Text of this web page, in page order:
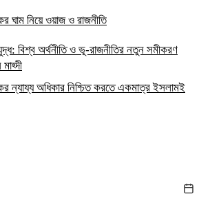
ঘাম নিয়ে ওয়াজ ও রাজনীতি
বিশ্ব অর্থনীতি ও ভূ-রাজনীতির নতুন সমীকরণ
ন্যায্য অধিকার নিশ্চিত করতে একমাত্র ইসলামই